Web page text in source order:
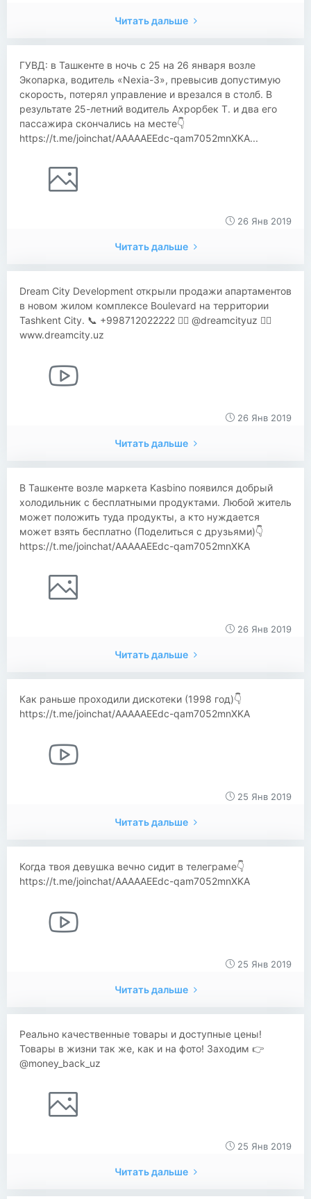
Читать дальше
ГУВД: в Ташкенте в ночь с 25 на 26 января возле
Экопарка, водитель «Nexia-3», превысив допустимую
скорость, потерял управление и врезался в столб. В
результате 25-летний водитель Ахрорбек Т. и два его
пассажира скончались на месте👇
https://t.me/joinchat/AAAAAEEdc-qam7052mnXKA...
26 Янв 2019
Читать дальше
Dream City Development открыли продажи апартаментов
в новом жилом комплексе Boulevard на территории
Tashkent City. 📞 +998712022222 👉🏽 @dreamcityuz 👉🏽
www.dreamcity.uz
26 Янв 2019
Читать дальше
В Ташкенте возле маркета Kasbino появился добрый
холодильник с бесплатными продуктами. Любой житель
может положить туда продукты, а кто нуждается
может взять бесплатно (Поделиться с друзьями)👇
https://t.me/joinchat/AAAAAEEdc-qam7052mnXKA
26 Янв 2019
Читать дальше
Как раньше проходили дискотеки (1998 год)👇
https://t.me/joinchat/AAAAAEEdc-qam7052mnXKA
25 Янв 2019
Читать дальше
Когда твоя девушка вечно сидит в телеграме👇
https://t.me/joinchat/AAAAAEEdc-qam7052mnXKA
25 Янв 2019
Читать дальше
Реально качественные товары и доступные цены!
Товары в жизни так же, как и на фото! Заходим 👉
@money_back_uz
25 Янв 2019
Читать дальше